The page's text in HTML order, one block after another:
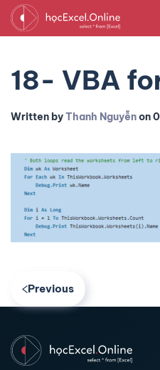
18- VBA
Written byThanh Nguyễnon
Previous